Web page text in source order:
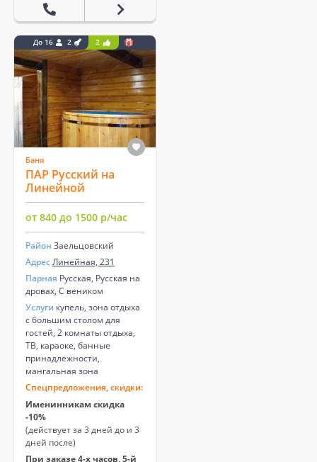
До 16 2 2
Баня
ПАР Русский на
Линейной
от 840 до 1500 р/час
Район Заельцовский
АдресЛинейная, 231
Парная Русская, Русская на
дровах, С веником
Услуги купель, зона отдыха
с большим столом для
гостей, 2 комнаты отдыха,
ТВ, караоке, банные
принадлежности,
мангальная зона
Спецпредложения, скидки:
Именинникам скидка
-10%
(действует за 3 дней до и 3
дней после)
При заказе 4-х часов, 5-й